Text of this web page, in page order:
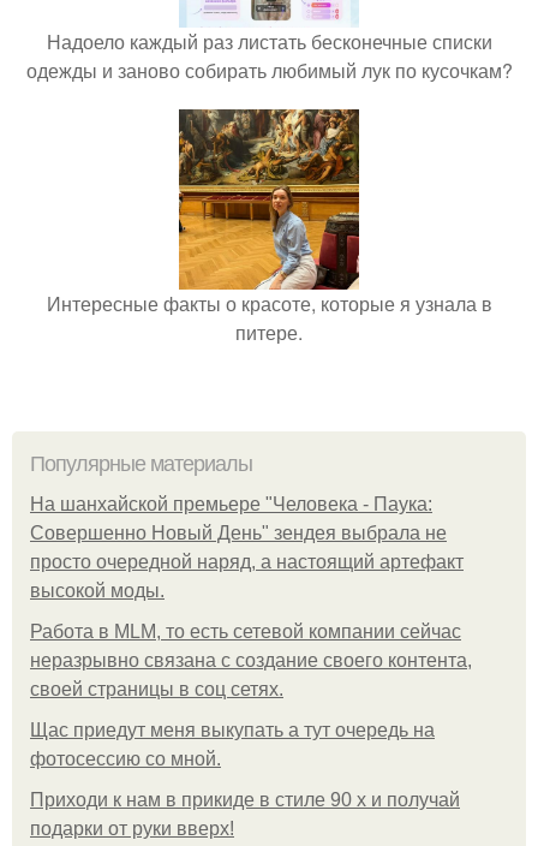
Надоело каждый раз листать бесконечные списки
одежды и заново собирать любимый лук по кусочкам?
Интересные факты о красоте, которые я узнала в
питере.
Популярные материалы
На шанхайской премьере "Человека - Паука:
Совершенно Новый День" зендея выбрала не
просто очередной наряд, а настоящий артефакт
высокой моды.
Работа в MLM, то есть сетевой компании сейчас
неразрывно связана с создание своего контента,
своей страницы в соц сетях.
Щас приедут меня выкупать а тут очередь на
фотосессию со мной.
Приходи к нам в прикиде в стиле 90 х и получай
подарки от руки вверх!